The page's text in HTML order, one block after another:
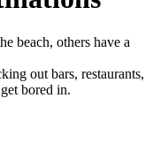
beach, others have a
out bars, restaurants,
bored in.